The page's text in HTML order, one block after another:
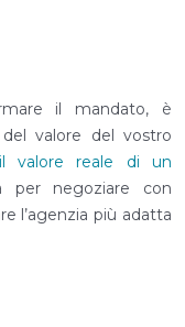
il mandato, è
valore del vostro
valore reale di un
negoziare con
l’agenzia più adatta